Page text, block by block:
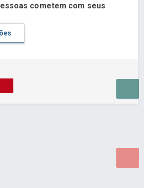
cometem com seus